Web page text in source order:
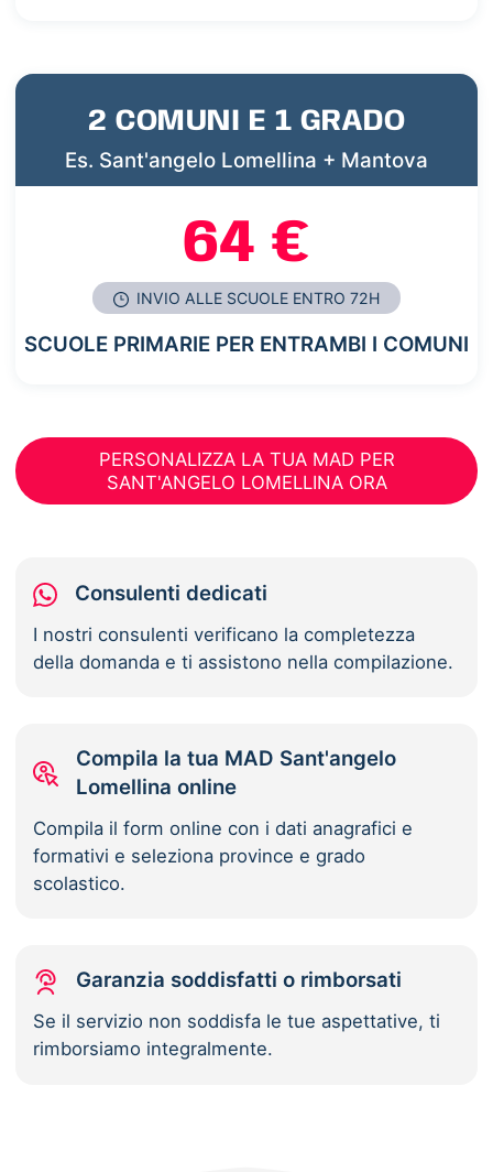
2 COMUNI E 1 GRADO
Es. Sant'angelo Lomellina + Mantova
64 €
INVIO ALLE SCUOLE ENTRO 72H
SCUOLE PRIMARIE PER ENTRAMBI I COMUNI
PERSONALIZZA LA TUA MAD PER
SANT'ANGELO LOMELLINA ORA
Consulenti dedicati
I nostri consulenti verificano la completezza
della domanda e ti assistono nella compilazione.
Compila la tua MAD Sant'angelo
Lomellina online
Compila il form online con i dati anagrafici e
formativi e seleziona province e grado
scolastico.
Garanzia soddisfatti o rimborsati
Se il servizio non soddisfa le tue aspettative, ti
rimborsiamo integralmente.